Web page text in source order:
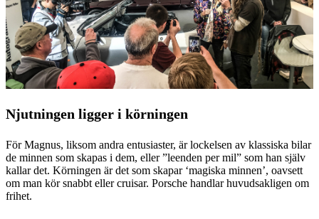
Njutningen ligger i körningen
För Magnus, liksom andra entusiaster, är lockelsen av klassiska bilar
de minnen som skapas i dem, eller ”leenden per mil” som han själv
kallar det. Körningen är det som skapar ‘magiska minnen’, oavsett
om man kör snabbt eller cruisar. Porsche handlar huvudsakligen om
frihet.